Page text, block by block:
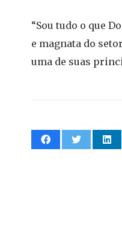
“Sou tudo o que
e magnata do
uma de suas